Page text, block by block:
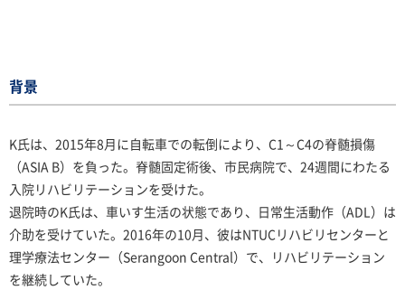
背景
K氏は、2015年8月に自転車での転倒により、C1～C4の脊髄損傷
（ASIA B）を負った。脊髄固定術後、市民病院で、24週間にわたる
入院リハビリテーションを受けた。
退院時のK氏は、車いす生活の状態であり、日常生活動作（ADL）は
介助を受けていた。2016年の10月、彼はNTUCリハビリセンターと
理学療法センター（Serangoon Central）で、リハビリテーション
を継続していた。